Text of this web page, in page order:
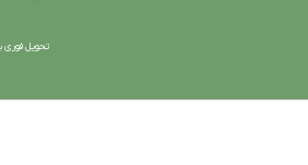
تحویل فوری